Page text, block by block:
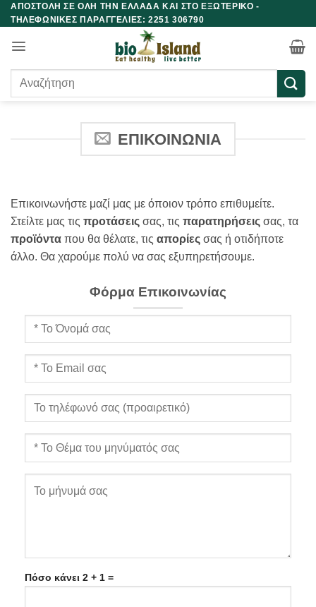
Μετάβαση
στο
περιεχόμενο
ΑΠΟΣΤΟΛΗ ΣΕ ΟΛΗ ΤΗΝ ΕΛΛΑΔΑ ΚΑΙ ΣΤΟ ΕΞΩΤΕΡΙΚΟ -
ΤΗΛΕΦΩΝΙΚΕΣ ΠΑΡΑΓΓΕΛΙΕΣ: 2251 306790
Αναζήτηση
ΕΠΙΚΟΙΝΩΝΙΑ
Επικοινωνήστε μαζί μας με όποιον τρόπο επιθυμείτε.
Στείλτε μας τις προτάσεις σας, τις παρατηρήσεις σας, τα
προϊόντα που θα θέλατε, τις απορίες σας ή οτιδήποτε
άλλο. Θα χαρούμε πολύ να σας εξυπηρετήσουμε.
Φόρμα Επικοινωνίας
Πόσο κάνει 2 + 1 =